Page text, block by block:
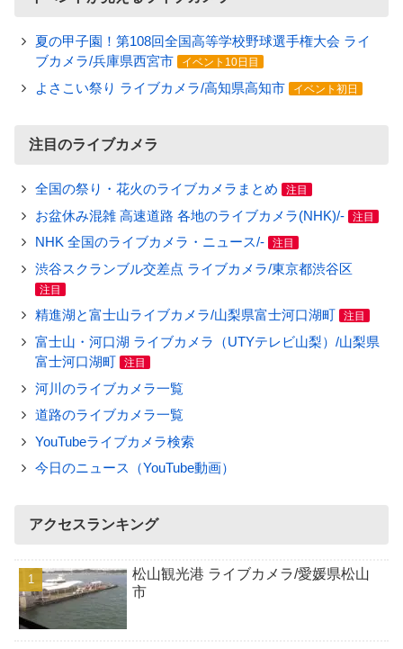
夏の甲子園！第108回全国高等学校野球選手権大会 ライ
ブカメラ/兵庫県西宮市
イベント10日目
よさこい祭り ライブカメラ/高知県高知市 イベント初日
注目のライブカメラ
全国の祭り・花火のライブカメラまとめ 注目
お盆休み混雑 高速道路 各地のライブカメラ(NHK)/- 注目
NHK 全国のライブカメラ・ニュース/- 注目
渋谷スクランブル交差点 ライブカメラ/東京都渋谷区
注目
精進湖と富士山ライブカメラ/山梨県富士河口湖町 注目
富士山・河口湖 ライブカメラ（UTYテレビ山梨）/山梨県
富士河口湖町
注目
河川のライブカメラ一覧
道路のライブカメラ一覧
YouTubeライブカメラ検索
今日のニュース（YouTube動画）
アクセスランキング
松山観光港 ライブカメラ/愛媛県松山
市